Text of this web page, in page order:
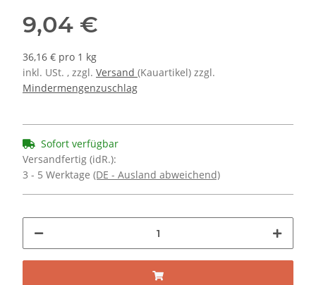
9,04 €
36,16 € pro 1 kg
inkl. USt. , zzgl. Versand (Kauartikel) zzgl.
Mindermengenzuschlag
Sofort verfügbar
Versandfertig (idR.):
3 - 5 Werktage (DE - Ausland abweichend)